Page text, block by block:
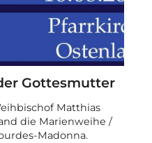
Gottesmutter
Matthias
die Marienweihe /
Madonna.